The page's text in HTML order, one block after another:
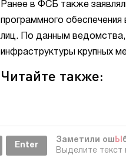
Ранее в ФСБ также
программного
лиц. По данным ведомства,
инфраструктуры крупных
Читайте также:
Enter
Заметили ош Ы
Выделите текст